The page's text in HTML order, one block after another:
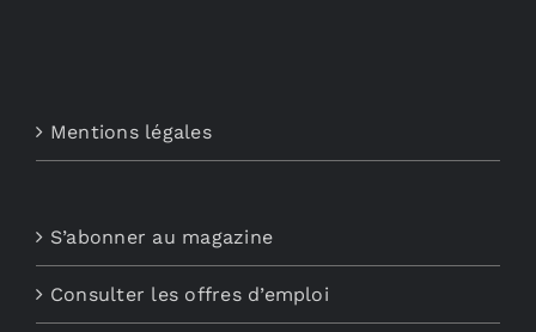
Mentions légales
S’abonner au magazine
Consulter les offres d’emploi